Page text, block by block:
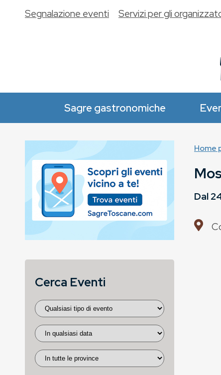
Sagre gastronomiche
Segnalazione eventi Servizi per gli
Home
Dal
Cerca Eventi